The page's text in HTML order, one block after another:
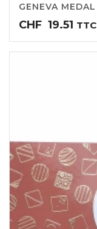
GENEVA MEDAL
CHF 19.51 TTC